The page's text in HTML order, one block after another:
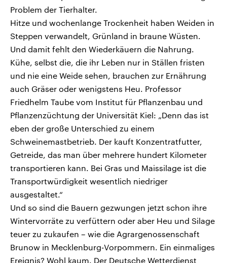
Problem der Tierhalter.
Hitze und wochenlange Trockenheit haben Weiden in
Steppen verwandelt, Grünland in braune Wüsten.
Und damit fehlt den Wiederkäuern die Nahrung.
Kühe, selbst die, die ihr Leben nur in Ställen fristen
und nie eine Weide sehen, brauchen zur Ernährung
auch Gräser oder wenigstens Heu. Professor
Friedhelm Taube vom Institut für Pflanzenbau und
Pflanzenzüchtung der Universität Kiel: „Denn das ist
eben der große Unterschied zu einem
Schweinemastbetrieb. Der kauft Konzentratfutter,
Getreide, das man über mehrere hundert Kilometer
transportieren kann. Bei Gras und Maissilage ist die
Transportwürdigkeit wesentlich niedriger
ausgestaltet.“
Und so sind die Bauern gezwungen jetzt schon ihre
Wintervorräte zu verfüttern oder aber Heu und Silage
teuer zu zukaufen – wie die Agrargenossenschaft
Brunow in Mecklenburg-Vorpommern. Ein einmaliges
Ereignis? Wohl kaum. Der Deutsche Wetterdienst